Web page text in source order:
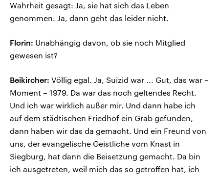
Wahrheit gesagt: Ja, sie hat sich das Leben
genommen. Ja, dann geht das leider nicht.
Florin: Unabhängig davon, ob sie noch Mitglied
gewesen ist?
Beikircher: Völlig egal. Ja, Suizid war ... Gut, das war –
Moment – 1979. Da war das noch geltendes Recht.
Und ich war wirklich außer mir. Und dann habe ich
auf dem städtischen Friedhof ein Grab gefunden,
dann haben wir das da gemacht. Und ein Freund von
uns, der evangelische Geistliche vom Knast in
Siegburg, hat dann die Beisetzung gemacht. Da bin
ich ausgetreten, weil mich das so getroffen hat, ich